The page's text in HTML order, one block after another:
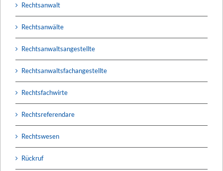
Rechtsanwalt
Rechtsanwälte
Rechtsanwaltsangestellte
Rechtsanwaltsfachangestellte
Rechtsfachwirte
Rechtsreferendare
Rechtswesen
Rückruf